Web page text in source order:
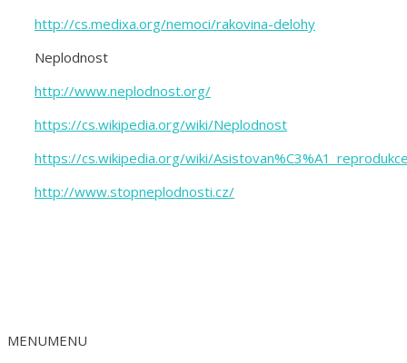
http://cs.medixa.org/nemoci/rakovina-delohy
Neplodnost
http://www.neplodnost.org/
https://cs.wikipedia.org/wiki/Neplodnost
https://cs.wikipedia.org/wiki/
http://www.stopneplodnosti.cz/
MENUMENU